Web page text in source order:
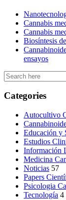
Cannabis
Cannabis
Biosíntesis
ensayos
Categories
Autocultivo
Educación y
Estudios
Información
Medicina
Noticias 57
Papers
Psicologia
Tecnología 4